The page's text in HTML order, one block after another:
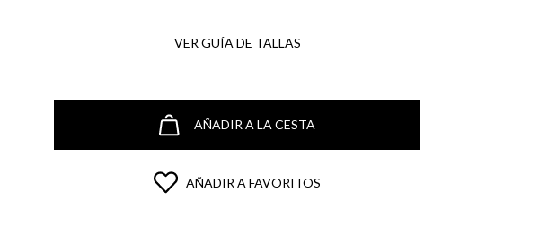
VER GUÍA DE TALLAS
AÑADIR A LA CESTA
AÑADIR A FAVORITOS